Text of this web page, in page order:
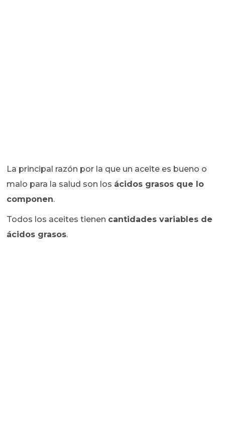
La principal razón por la que un aceite es bueno o
malo para la salud son los ácidos grasos que lo
componen.
Todos los aceites tienen cantidades variables de
ácidos grasos.